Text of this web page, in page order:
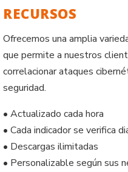
RECURSOS
Ofrecemos una amplia
que permite a nuestros
correlacionar ataques
seguridad.
• Actualizado cada hora
• Cada indicador se verifica
• Descargas ilimitadas
• Personalizable según sus